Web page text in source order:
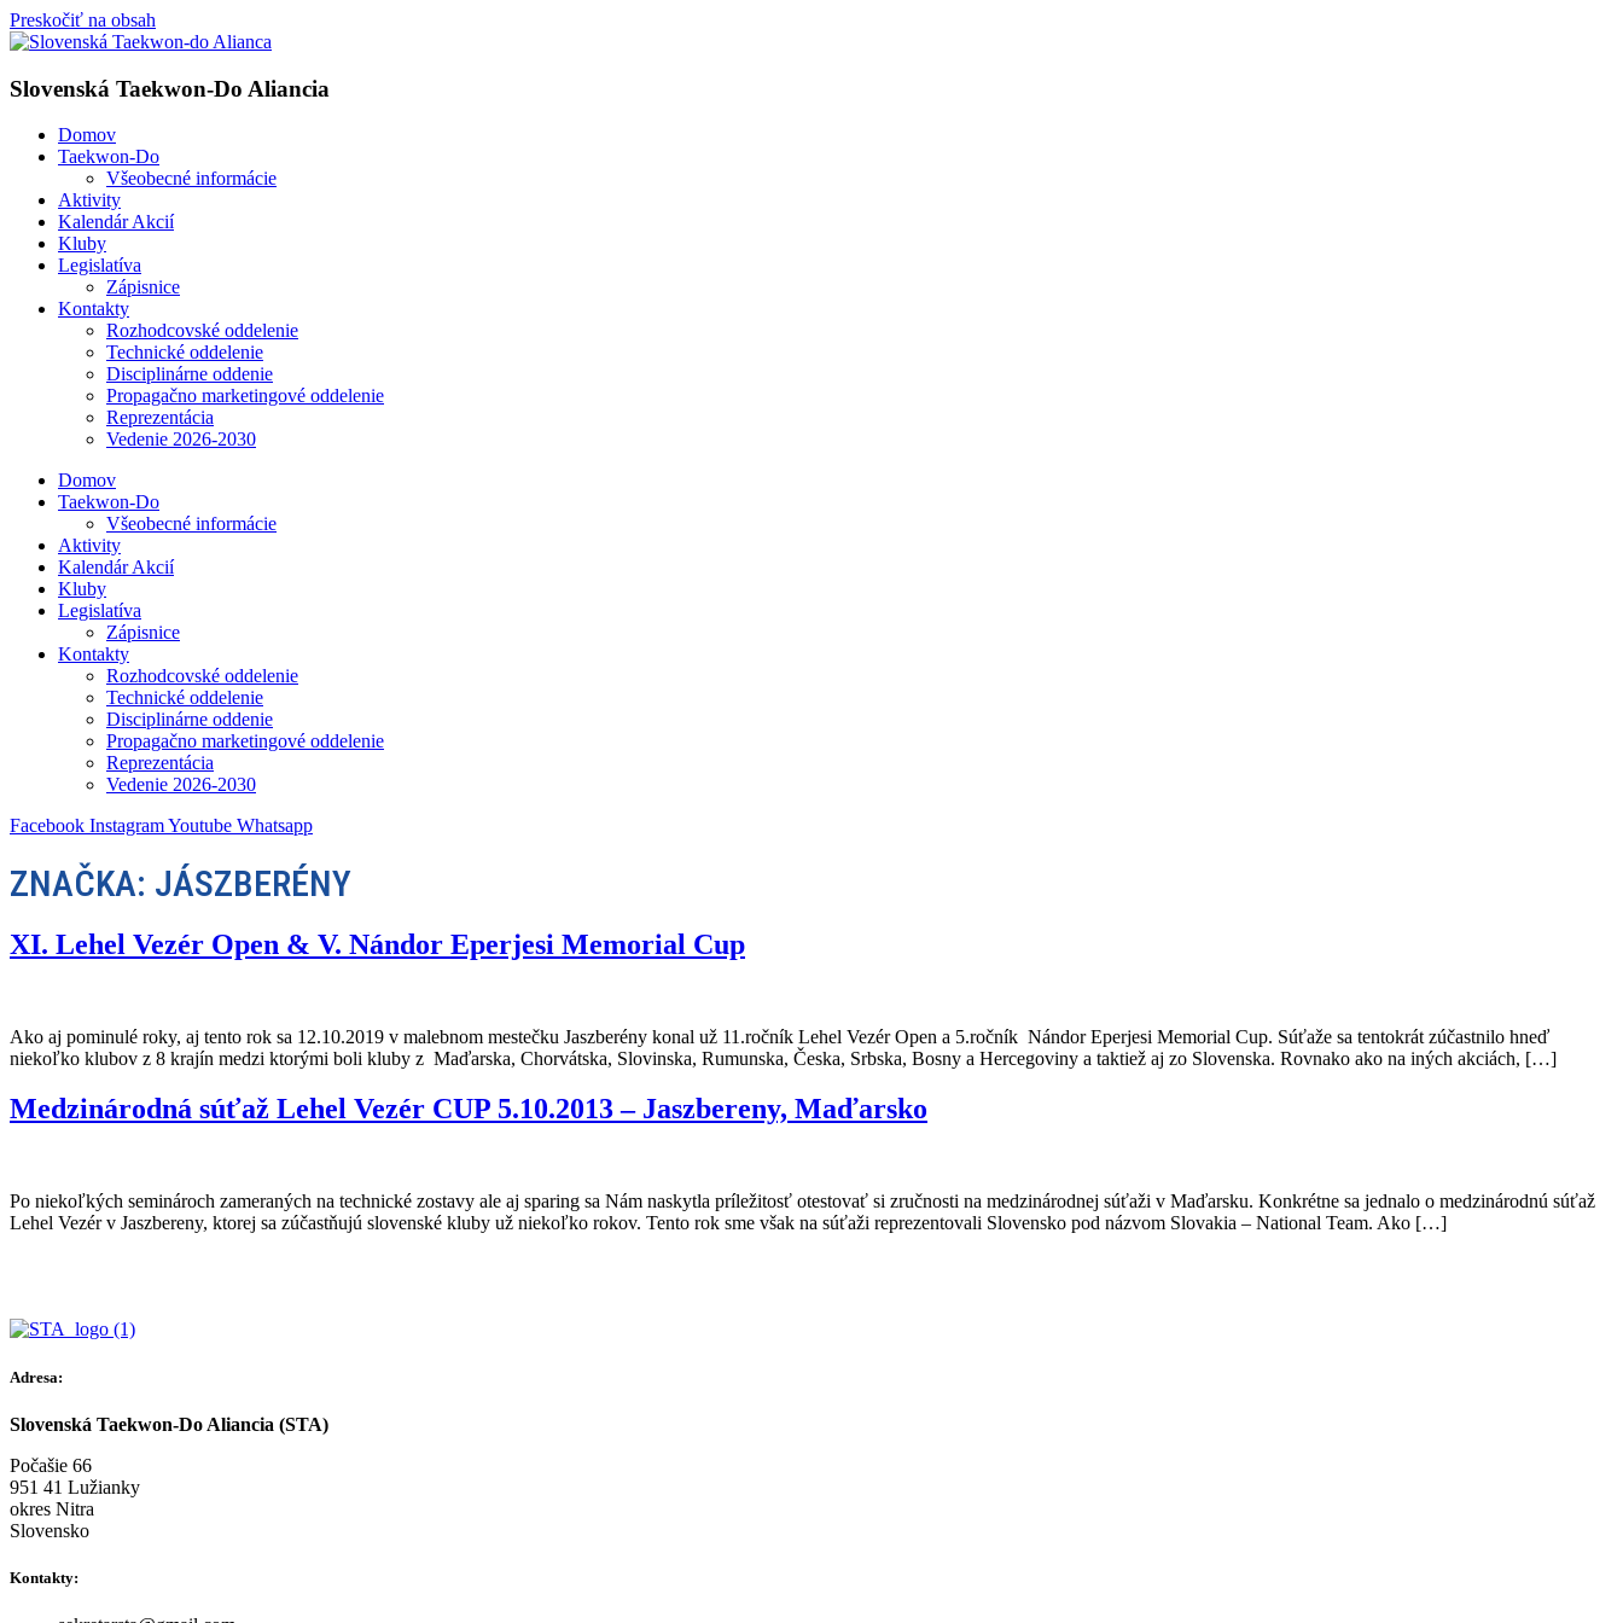
Preskočiť na obsah
Slovenská Taekwon-Do Aliancia
Domov
Taekwon-Do
Všeobecné informácie
Aktivity
Kalendár Akcií
Kluby
Legislatíva
Zápisnice
Kontakty
Rozhodcovské oddelenie
Technické oddelenie
Disciplinárne oddenie
Propagačno marketingové oddelenie
Reprezentácia
Vedenie 2026-2030
Domov
Taekwon-Do
Všeobecné informácie
Aktivity
Kalendár Akcií
Kluby
Legislatíva
Zápisnice
Kontakty
Rozhodcovské oddelenie
Technické oddelenie
Disciplinárne oddenie
Propagačno marketingové oddelenie
Reprezentácia
Vedenie 2026-2030
Facebook InstagramYoutube Whatsapp
ZNAČKA: JÁSZBERÉNY
XI. Lehel Vezér Open & V. Nándor Eperjesi Memorial Cup
Ako aj pominulé roky, aj tento rok sa 12.10.2019 v malebnom mestečku Jaszberény konal už 11.ročník Lehel Vezér Open a 5.ročník Nándor Eperjesi Memorial Cup. Súťaže sa tentokrát zúčastnilo hneď
niekoľko klubov z 8 krajín medzi ktorými boli kluby z Maďarska, Chorvátska, Slovinska, Rumunska, Česka, Srbska, Bosny a Hercegoviny a taktiež aj zo Slovenska. Rovnako ako na iných akciách, […]
Medzinárodná súťaž Lehel Vezér CUP 5.10.2013 – Jaszbereny, Maďarsko
Po niekoľkých seminároch zameraných na technické zostavy ale aj sparing sa Nám naskytla príležitosť otestovať si zručnosti na medzinárodnej súťaži v Maďarsku. Konkrétne sa jednalo o medzinárodnú súťaž
Lehel Vezér v Jaszbereny, ktorej sa zúčastňujú slovenské kluby už niekoľko rokov. Tento rok sme však na súťaži reprezentovali Slovensko pod názvom Slovakia – National Team. Ako […]
Adresa:
Slovenská Taekwon-Do Aliancia (STA)
Počašie 66
951 41 Lužianky
okres Nitra
Slovensko
Kontakty: